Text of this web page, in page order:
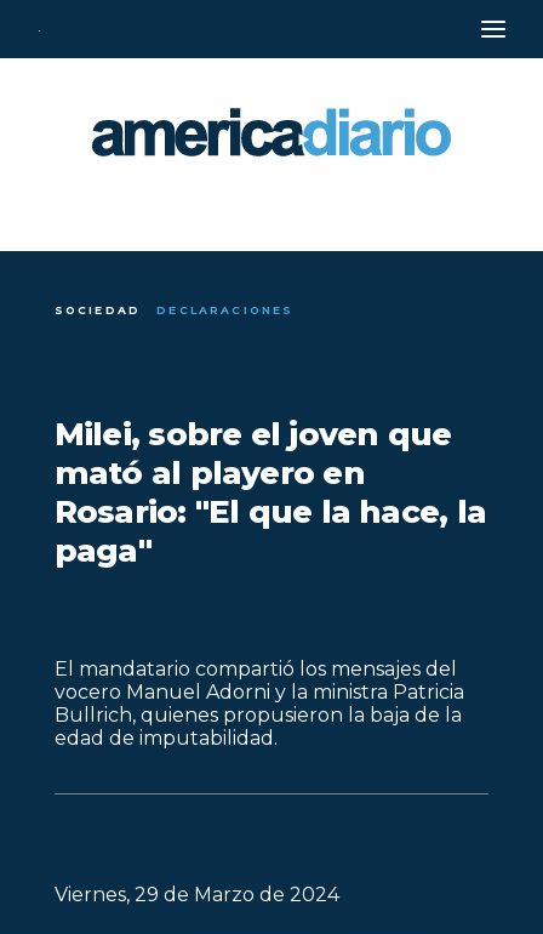
·
SOCIEDAD DECLARACIONES
Milei, sobre el joven que
mató al playero en
Rosario: "El que la hace, la
paga"
El mandatario compartió los mensajes del
vocero Manuel Adorni y la ministra Patricia
Bullrich, quienes propusieron la baja de la
edad de imputabilidad.
Viernes, 29 de Marzo de 2024